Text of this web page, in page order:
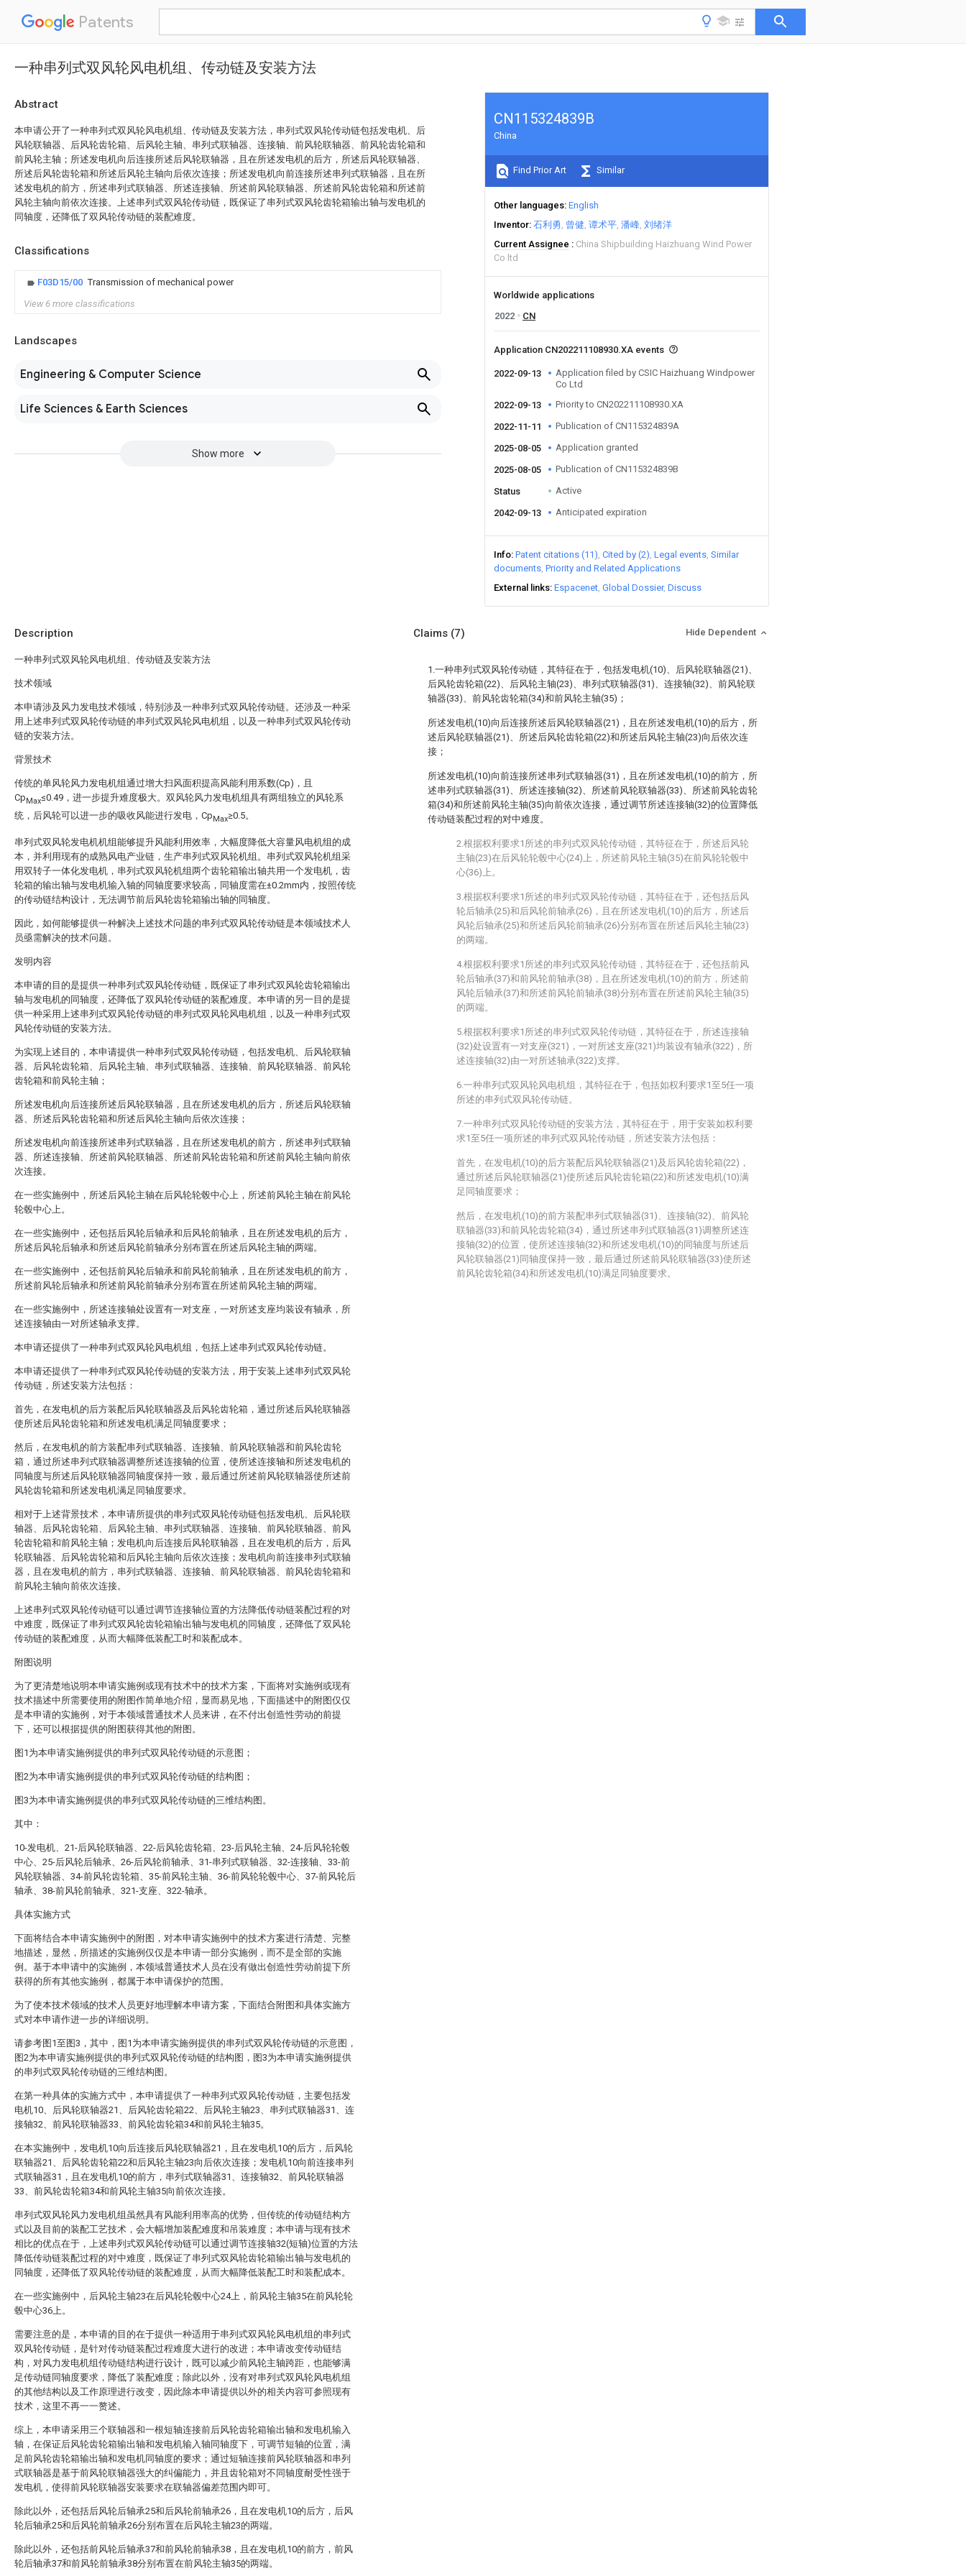
Patents
一种串列式双风轮风电机组、传动链及安装方法
Abstract
本申请公开了一种串列式双风轮风电机组、传动链及安装方法，串列式双风轮传动链包括发电机、后
风轮联轴器、后风轮齿轮箱、后风轮主轴、串列式联轴器、连接轴、前风轮联轴器、前风轮齿轮箱和
前风轮主轴；所述发电机向后连接所述后风轮联轴器，且在所述发电机的后方，所述后风轮联轴器、
所述后风轮齿轮箱和所述后风轮主轴向后依次连接；所述发电机向前连接所述串列式联轴器，且在所
述发电机的前方，所述串列式联轴器、所述连接轴、所述前风轮联轴器、所述前风轮齿轮箱和所述前
风轮主轴向前依次连接。上述串列式双风轮传动链，既保证了串列式双风轮齿轮箱输出轴与发电机的
同轴度，还降低了双风轮传动链的装配难度。
Classifications
F03D15/00 Transmission of mechanical power
View 6 more classifications
Landscapes
Engineering & Computer Science
Life Sciences & Earth Sciences
Show more
CN115324839B
China
Find Prior Art Similar
Other languages English
Inventor 石利勇 曾健 谭术平 潘峰 刘绪洋
Current Assignee
China Shipbuilding Haizhuang Wind Power
Co ltd
Worldwide applications
2022
CN
Application CN202211108930.XA events
2022-09-13
Application filed by CSIC Haizhuang Windpower
Co Ltd
2022-09-13
Priority to CN202211108930.XA
2022-11-11 Publication of CN115324839A
2025-08-05 Application granted
2025-08-05 Publication of CN115324839B
Status Active
2042-09-13 Anticipated expiration
Info Patent citations (11) Cited by (2) Legal events Similar
documents Priority and Related Applications
External links Espacenet Global Dossier Discuss
Description
一种串列式双风轮风电机组、传动链及安装方法
技术领域
本申请涉及风力发电技术领域，特别涉及一种串列式双风轮传动链。还涉及一种采
用上述串列式双风轮传动链的串列式双风轮风电机组，以及一种串列式双风轮传动
链的安装方法。
背景技术
传统的单风轮风力发电机组通过增大扫风面积提高风能利用系数(Cp)，且
CpMax≤0.49，进一步提升难度极大。双风轮风力发电机组具有两组独立的风轮系
统，后风轮可以进一步的吸收风能进行发电，CpMax≥0.5。
串列式双风轮发电机机组能够提升风能利用效率，大幅度降低大容量风电机组的成
本，并利用现有的成熟风电产业链，生产串列式双风轮机组。串列式双风轮机组采
用双转子一体化发电机，串列式双风轮机组两个齿轮箱输出轴共用一个发电机，齿
轮箱的输出轴与发电机输入轴的同轴度要求较高，同轴度需在±0.2mm内，按照传统
的传动链结构设计，无法调节前后风轮齿轮箱输出轴的同轴度。
因此，如何能够提供一种解决上述技术问题的串列式双风轮传动链是本领域技术人
员亟需解决的技术问题。
发明内容
本申请的目的是提供一种串列式双风轮传动链，既保证了串列式双风轮齿轮箱输出
轴与发电机的同轴度，还降低了双风轮传动链的装配难度。本申请的另一目的是提
供一种采用上述串列式双风轮传动链的串列式双风轮风电机组，以及一种串列式双
风轮传动链的安装方法。
为实现上述目的，本申请提供一种串列式双风轮传动链，包括发电机、后风轮联轴
器、后风轮齿轮箱、后风轮主轴、串列式联轴器、连接轴、前风轮联轴器、前风轮
齿轮箱和前风轮主轴；
所述发电机向后连接所述后风轮联轴器，且在所述发电机的后方，所述后风轮联轴
器、所述后风轮齿轮箱和所述后风轮主轴向后依次连接；
所述发电机向前连接所述串列式联轴器，且在所述发电机的前方，所述串列式联轴
器、所述连接轴、所述前风轮联轴器、所述前风轮齿轮箱和所述前风轮主轴向前依
次连接。
在一些实施例中，所述后风轮主轴在后风轮轮毂中心上，所述前风轮主轴在前风轮
轮毂中心上。
在一些实施例中，还包括后风轮后轴承和后风轮前轴承，且在所述发电机的后方，
所述后风轮后轴承和所述后风轮前轴承分别布置在所述后风轮主轴的两端。
在一些实施例中，还包括前风轮后轴承和前风轮前轴承，且在所述发电机的前方，
所述前风轮后轴承和所述前风轮前轴承分别布置在所述前风轮主轴的两端。
在一些实施例中，所述连接轴处设置有一对支座，一对所述支座均装设有轴承，所
述连接轴由一对所述轴承支撑。
本申请还提供了一种串列式双风轮风电机组，包括上述串列式双风轮传动链。
本申请还提供了一种串列式双风轮传动链的安装方法，用于安装上述串列式双风轮
传动链，所述安装方法包括：
首先，在发电机的后方装配后风轮联轴器及后风轮齿轮箱，通过所述后风轮联轴器
使所述后风轮齿轮箱和所述发电机满足同轴度要求；
然后，在发电机的前方装配串列式联轴器、连接轴、前风轮联轴器和前风轮齿轮
箱，通过所述串列式联轴器调整所述连接轴的位置，使所述连接轴和所述发电机的
同轴度与所述后风轮联轴器同轴度保持一致，最后通过所述前风轮联轴器使所述前
风轮齿轮箱和所述发电机满足同轴度要求。
相对于上述背景技术，本申请所提供的串列式双风轮传动链包括发电机、后风轮联
轴器、后风轮齿轮箱、后风轮主轴、串列式联轴器、连接轴、前风轮联轴器、前风
轮齿轮箱和前风轮主轴；发电机向后连接后风轮联轴器，且在发电机的后方，后风
轮联轴器、后风轮齿轮箱和后风轮主轴向后依次连接；发电机向前连接串列式联轴
器，且在发电机的前方，串列式联轴器、连接轴、前风轮联轴器、前风轮齿轮箱和
前风轮主轴向前依次连接。
上述串列式双风轮传动链可以通过调节连接轴位置的方法降低传动链装配过程的对
中难度，既保证了串列式双风轮齿轮箱输出轴与发电机的同轴度，还降低了双风轮
传动链的装配难度，从而大幅降低装配工时和装配成本。
附图说明
为了更清楚地说明本申请实施例或现有技术中的技术方案，下面将对实施例或现有
技术描述中所需要使用的附图作简单地介绍，显而易见地，下面描述中的附图仅仅
是本申请的实施例，对于本领域普通技术人员来讲，在不付出创造性劳动的前提
下，还可以根据提供的附图获得其他的附图。
图1为本申请实施例提供的串列式双风轮传动链的示意图；
图2为本申请实施例提供的串列式双风轮传动链的结构图；
图3为本申请实施例提供的串列式双风轮传动链的三维结构图。
其中：
10-发电机、21-后风轮联轴器、22-后风轮齿轮箱、23-后风轮主轴、24-后风轮轮毂
中心、25-后风轮后轴承、26-后风轮前轴承、31-串列式联轴器、32-连接轴、33-前
风轮联轴器、34-前风轮齿轮箱、35-前风轮主轴、36-前风轮轮毂中心、37-前风轮后
轴承、38-前风轮前轴承、321-支座、322-轴承。
具体实施方式
下面将结合本申请实施例中的附图，对本申请实施例中的技术方案进行清楚、完整
地描述，显然，所描述的实施例仅仅是本申请一部分实施例，而不是全部的实施
例。基于本申请中的实施例，本领域普通技术人员在没有做出创造性劳动前提下所
获得的所有其他实施例，都属于本申请保护的范围。
为了使本技术领域的技术人员更好地理解本申请方案，下面结合附图和具体实施方
式对本申请作进一步的详细说明。
请参考图1至图3，其中，图1为本申请实施例提供的串列式双风轮传动链的示意图，
图2为本申请实施例提供的串列式双风轮传动链的结构图，图3为本申请实施例提供
的串列式双风轮传动链的三维结构图。
在第一种具体的实施方式中，本申请提供了一种串列式双风轮传动链，主要包括发
电机10、后风轮联轴器21、后风轮齿轮箱22、后风轮主轴23、串列式联轴器31、连
接轴32、前风轮联轴器33、前风轮齿轮箱34和前风轮主轴35。
在本实施例中，发电机10向后连接后风轮联轴器21，且在发电机10的后方，后风轮
联轴器21、后风轮齿轮箱22和后风轮主轴23向后依次连接；发电机10向前连接串列
式联轴器31，且在发电机10的前方，串列式联轴器31、连接轴32、前风轮联轴器
33、前风轮齿轮箱34和前风轮主轴35向前依次连接。
串列式双风轮风力发电机组虽然具有风能利用率高的优势，但传统的传动链结构方
式以及目前的装配工艺技术，会大幅增加装配难度和吊装难度；本申请与现有技术
相比的优点在于，上述串列式双风轮传动链可以通过调节连接轴32(短轴)位置的方法
降低传动链装配过程的对中难度，既保证了串列式双风轮齿轮箱输出轴与发电机的
同轴度，还降低了双风轮传动链的装配难度，从而大幅降低装配工时和装配成本。
在一些实施例中，后风轮主轴23在后风轮轮毂中心24上，前风轮主轴35在前风轮轮
毂中心36上。
需要注意的是，本申请的目的在于提供一种适用于串列式双风轮风电机组的串列式
双风轮传动链，是针对传动链装配过程难度大进行的改进；本申请改变传动链结
构，对风力发电机组传动链结构进行设计，既可以减少前风轮主轴跨距，也能够满
足传动链同轴度要求，降低了装配难度；除此以外，没有对串列式双风轮风电机组
的其他结构以及工作原理进行改变，因此除本申请提供以外的相关内容可参照现有
技术，这里不再一一赘述。
综上，本申请采用三个联轴器和一根短轴连接前后风轮齿轮箱输出轴和发电机输入
轴，在保证后风轮齿轮箱输出轴和发电机输入轴同轴度下，可调节短轴的位置，满
足前风轮齿轮箱输出轴和发电机同轴度的要求；通过短轴连接前风轮联轴器和串列
式联轴器是基于前风轮联轴器强大的纠偏能力，并且齿轮箱对不同轴度耐受性强于
发电机，使得前风轮联轴器安装要求在联轴器偏差范围内即可。
除此以外，还包括后风轮后轴承25和后风轮前轴承26，且在发电机10的后方，后风
轮后轴承25和后风轮前轴承26分别布置在后风轮主轴23的两端。
除此以外，还包括前风轮后轴承37和前风轮前轴承38，且在发电机10的前方，前风
轮后轴承37和前风轮前轴承38分别布置在前风轮主轴35的两端。
Claims (7) Hide Dependent
1.一种串列式双风轮传动链，其特征在于，包括发电机(10)、后风轮联轴器(21)、
后风轮齿轮箱(22)、后风轮主轴(23)、串列式联轴器(31)、连接轴(32)、前风轮联
轴器(33)、前风轮齿轮箱(34)和前风轮主轴(35)；
所述发电机(10)向后连接所述后风轮联轴器(21)，且在所述发电机(10)的后方，所
述后风轮联轴器(21)、所述后风轮齿轮箱(22)和所述后风轮主轴(23)向后依次连
接；
所述发电机(10)向前连接所述串列式联轴器(31)，且在所述发电机(10)的前方，所
述串列式联轴器(31)、所述连接轴(32)、所述前风轮联轴器(33)、所述前风轮齿轮
箱(34)和所述前风轮主轴(35)向前依次连接，通过调节所述连接轴(32)的位置降低
传动链装配过程的对中难度。
2.根据权利要求1所述的串列式双风轮传动链，其特征在于，所述后风轮
主轴(23)在后风轮轮毂中心(24)上，所述前风轮主轴(35)在前风轮轮毂中
心(36)上。
3.根据权利要求1所述的串列式双风轮传动链，其特征在于，还包括后风
轮后轴承(25)和后风轮前轴承(26)，且在所述发电机(10)的后方，所述后
风轮后轴承(25)和所述后风轮前轴承(26)分别布置在所述后风轮主轴(23)
的两端。
4.根据权利要求1所述的串列式双风轮传动链，其特征在于，还包括前风
轮后轴承(37)和前风轮前轴承(38)，且在所述发电机(10)的前方，所述前
风轮后轴承(37)和所述前风轮前轴承(38)分别布置在所述前风轮主轴(35)
的两端。
5.根据权利要求1所述的串列式双风轮传动链，其特征在于，所述连接轴
(32)处设置有一对支座(321)，一对所述支座(321)均装设有轴承(322)，所
述连接轴(32)由一对所述轴承(322)支撑。
6.一种串列式双风轮风电机组，其特征在于，包括如权利要求1至5任一项
所述的串列式双风轮传动链。
7.一种串列式双风轮传动链的安装方法，其特征在于，用于安装如权利要
求1至5任一项所述的串列式双风轮传动链，所述安装方法包括：
首先，在发电机(10)的后方装配后风轮联轴器(21)及后风轮齿轮箱(22)，
通过所述后风轮联轴器(21)使所述后风轮齿轮箱(22)和所述发电机(10)满
足同轴度要求；
然后，在发电机(10)的前方装配串列式联轴器(31)、连接轴(32)、前风轮
联轴器(33)和前风轮齿轮箱(34)，通过所述串列式联轴器(31)调整所述连
接轴(32)的位置，使所述连接轴(32)和所述发电机(10)的同轴度与所述后
风轮联轴器(21)同轴度保持一致，最后通过所述前风轮联轴器(33)使所述
前风轮齿轮箱(34)和所述发电机(10)满足同轴度要求。